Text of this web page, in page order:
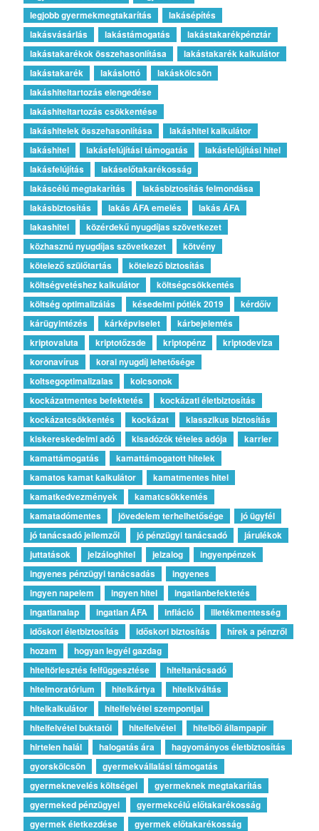
legjobb gyermekmegtakarítás
lakásépítés
lakásvásárlás
lakástámogatás
lakástakarékpénztár
lakástakarékok összehasonlítása
lakástakarék kalkulátor
lakástakarék
lakáslottó
lakáskölcsön
lakáshiteltartozás elengedése
lakáshiteltartozás csökkentése
lakáshitelek összehasonlítása
lakáshitel kalkulátor
lakáshitel
lakásfelújítási támogatás
lakásfelújítási hitel
lakásfelújítás
lakáselőtakarékosság
lakáscélú megtakarítás
lakásbiztosítás felmondása
lakásbiztosítás
lakás ÁFA emelés
lakás ÁFA
lakashitel
közérdekű nyugdíjas szövetkezet
közhasznú nyugdíjas szövetkezet
kötvény
kötelező szülőtartás
kötelező biztosítás
költségvetéshez kalkulátor
költségcsökkentés
költség optimalizálás
késedelmi pótlék 2019
kérdőív
kárügyintézés
kárképviselet
kárbejelentés
kriptovaluta
kriptotőzsde kriptopénz
kriptodeviza
koronavírus
korai nyugdíj lehetősége
koltsegoptimalizalas
kolcsonok
kockázatmentes befektetés
kockázati életbiztosítás
kockázatcsökkentés
kockázat
klasszikus biztosítás
kiskereskedelmi adó
kisadózók tételes adója
karrier
kamattámogatás
kamattámogatott hitelek
kamatos kamat kalkulátor
kamatmentes hitel
kamatkedvezmények
kamatcsökkentés
kamatadómentes
jövedelem terhelhetősége
jó ügyfél
jó tanácsadó jellemzői
jó pénzügyi tanácsadó
járulékok
juttatások
jelzáloghitel jelzalog
ingyenpénzek
ingyenes pénzügyi tanácsadás
ingyenes
ingyen napelem
ingyen hitel
ingatlanbefektetés
ingatlanalap
ingatlan ÁFA infláció
illetékmentesség
időskori életbiztosítás
időskori biztosítás
hírek a pénzről
hozam
hogyan legyél gazdag
hiteltörlesztés felfüggesztése
hiteltanácsadó
hitelmoratórium
hitelkártya
hitelkiváltás
hitelkalkulátor
hitelfelvétel szempontjai
hitelfelvétel buktatói
hitelfelvétel
hitelből állampapír
hirtelen halál
halogatás ára
hagyományos életbiztosítás
gyorskölcsön
gyermekvállalási támogatás
gyermeknevelés költségei
gyermeknek megtakarítás
gyermeked pénzügyei
gyermekcélú előtakarékosság
gyermek életkezdése
gyermek előtakarékosság